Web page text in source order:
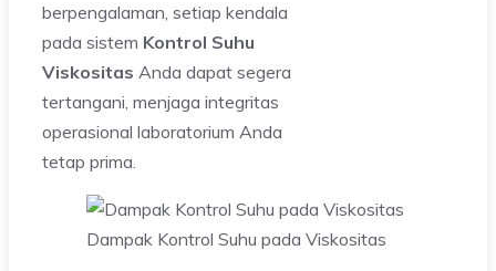
berpengalaman, setiap kendala
pada sistem Kontrol Suhu
Viskositas Anda dapat segera
tertangani, menjaga integritas
operasional laboratorium Anda
tetap prima.
Dampak Kontrol Suhu pada Viskositas